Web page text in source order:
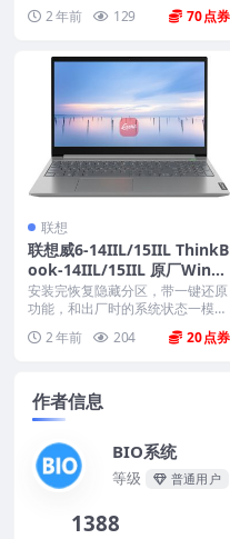
2 年前 129 70
联想
联想威6-14IIL/15IIL ThinkB
ook-14IIL/15IIL 原厂Wind
ows10专业版 oem系统镜像
下载
安装完恢复隐藏分区，带一键还原
功能，和出厂时的系统状态一模一
2 年前 204 20
作者信息
BIO系统
等级 普通用户
1388